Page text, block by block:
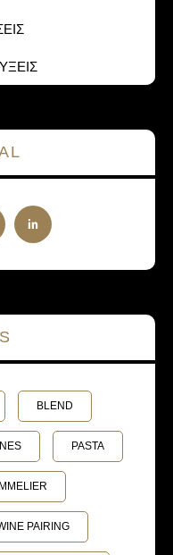
BLEND
PASTA
PAIRING